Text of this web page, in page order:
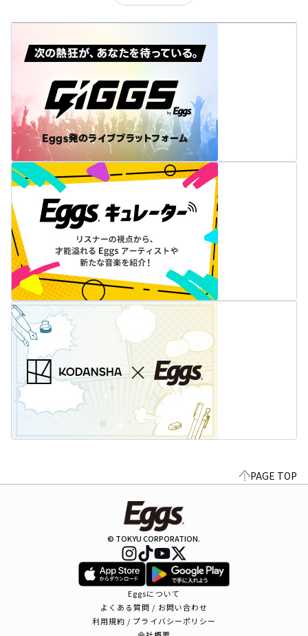
PAGE TOP
© TOKYU CORPORATION.
Eggsについて
よくある質問 / お問い合わせ
利用規約 / プライバシーポリシー